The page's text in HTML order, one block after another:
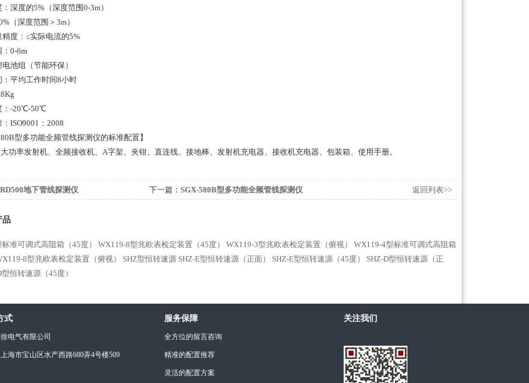
深度的5%（深度范围0-3m）
（深度范围＞3m）
度：≤实际电流的5%
0-6m
池组（节能环保）
平均工作时间8小时
-20℃-50℃
ISO9001：2008
型多功能全频管线探测仪的标准配置】
功率发射机、全频接收机、A字架、夹钳、直连线、接地棒、发射机充电器、接收机充电器、包装箱、使用手册。
RD500地下管线探测仪 下一篇： SGX-580B型多功能全频管线探测仪 返回列表>>
品
准可调式高阻箱（45度） WX119-8型兆欧表检定装置（45度） WX119-3型兆欧表检定装置（俯视）
WX119-4型标准可调式高阻箱
8型兆欧表检定装置（俯视） SHZ型恒转速源 SHZ-E型恒转速源（正面） SHZ-E型恒转速源（45度）
SHZ-D型恒转速源（正
型恒转速源（45度）
式
电气有限公司
海市宝山区水产西路680弄4号楼509
服务保障
全方位的留言咨询
精准的配置推荐
灵活的配置方案
关注我们